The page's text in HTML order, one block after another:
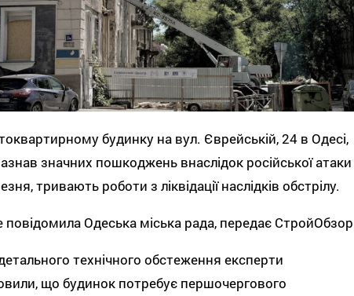
будинку на вул. Єврейській, 24 в Одесі,
значних пошкоджень внаслідок російської атаки
тривають роботи з ліквідації наслідків обстрілу.
повідомила Одеська міська рада, передає
технічного обстеження експерти
що будинок потребує першочергового